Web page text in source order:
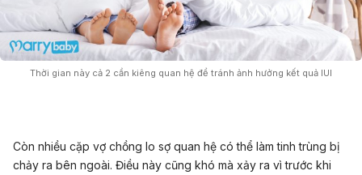
Thời gian này cả 2 cần kiêng quan hệ để tránh ảnh hưởng kết quả IUI
Còn nhiều cặp vợ chồng lo sợ quan hệ có thể làm tinh trùng bị
chảy ra bên ngoài. Điều này cũng khó mà xảy ra vì trước khi